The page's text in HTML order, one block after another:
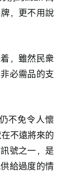
，更不用說
，雖然民衆
必需品的支
不免令人懷
不遠將來的
號之一，是
給過度的情